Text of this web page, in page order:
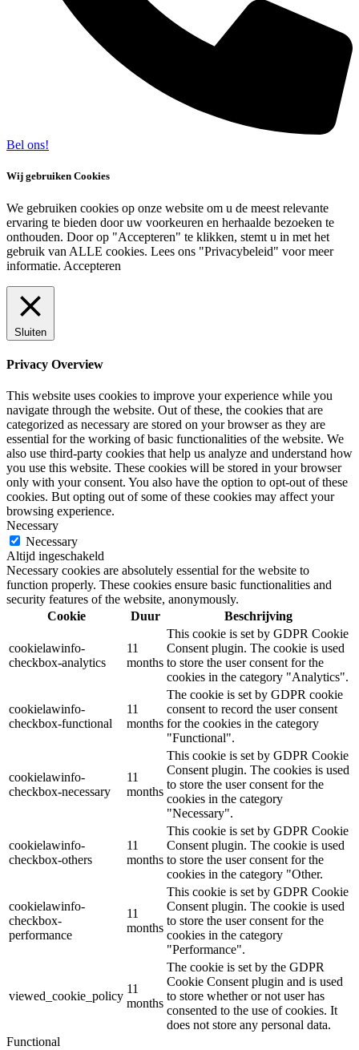
Bel ons!
Wij gebruiken Cookies
We gebruiken cookies op onze website om u de meest relevante
ervaring te bieden door uw voorkeuren en herhaalde bezoeken te
onthouden. Door op "Accepteren" te klikken, stemt u in met het
gebruik van ALLE cookies. Lees ons "Privacybeleid" voor meer
informatie. Accepteren
Sluiten
Privacy Overview
This website uses cookies to improve your experience while you
navigate through the website. Out of these, the cookies that are
categorized as necessary are stored on your browser as they are
essential for the working of basic functionalities of the website. We
also use third-party cookies that help us analyze and understand how
you use this website. These cookies will be stored in your browser
only with your consent. You also have the option to opt-out of these
cookies. But opting out of some of these cookies may affect your
browsing experience.
Necessary
Necessary
Altijd ingeschakeld
Necessary cookies are absolutely essential for the website to
function properly. These cookies ensure basic functionalities and
security features of the website, anonymously.
Cookie
Duur Beschrijving
cookielawinfo-
checkbox-analytics
11
months
This cookie is set by GDPR Cookie
Consent plugin. The cookie is used
to store the user consent for the
cookies in the category "Analytics".
cookielawinfo-
checkbox-functional
11
months
The cookie is set by GDPR cookie
consent to record the user consent
for the cookies in the category
"Functional".
cookielawinfo-
checkbox-necessary
11
months
This cookie is set by GDPR Cookie
Consent plugin. The cookies is used
to store the user consent for the
cookies in the category
"Necessary".
cookielawinfo-
checkbox-others
11
months
This cookie is set by GDPR Cookie
Consent plugin. The cookie is used
to store the user consent for the
cookies in the category "Other.
cookielawinfo-
checkbox-
performance
11
months
This cookie is set by GDPR Cookie
Consent plugin. The cookie is used
to store the user consent for the
cookies in the category
"Performance".
viewed_cookie_policy
11
months
The cookie is set by the GDPR
Cookie Consent plugin and is used
to store whether or not user has
consented to the use of cookies. It
does not store any personal data.
Functional